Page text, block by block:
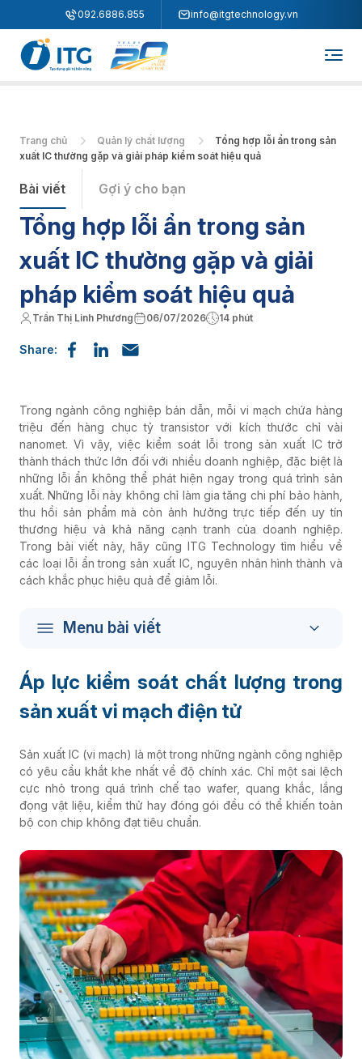
092.6886.855 info@itgtechnology.vn
Trang chủ Quản lý chất lượng
Tổng hợp lỗi ẩn trong sản
xuất IC thường gặp và giải pháp kiểm soát hiệu quả
Bài viết Gợi ý cho bạn
Tổng hợp lỗi ẩn trong sản
xuất IC thường gặp và giải
pháp kiểm soát hiệu quả
Trần Thị Linh Phương 06/07/2026 14 phút
Share:
Trong ngành công nghiệp bán dẫn, mỗi vi mạch chứa hàng
triệu đến hàng chục tỷ transistor với kích thước chỉ vài
nanomet. Vì vậy, việc kiểm soát lỗi trong sản xuất IC trở
thành thách thức lớn đối với nhiều doanh nghiệp, đặc biệt là
những lỗi ẩn không thể phát hiện ngay trong quá trình sản
xuất. Những lỗi này không chỉ làm gia tăng chi phí bảo hành,
thu hồi sản phẩm mà còn ảnh hưởng trực tiếp đến uy tín
thương hiệu và khả năng cạnh tranh của doanh nghiệp.
Trong bài viết này, hãy cũng ITG Technology tìm hiểu về
các loại lỗi ẩn trong sản xuất IC, nguyên nhân hình thành và
cách khắc phục hiệu quả để giảm lỗi.
Menu bài viết
Áp lực kiểm soát chất lượng trong
sản xuất vi mạch điện tử
Sản xuất IC (vi mạch) là một trong những ngành công nghiệp
có yêu cầu khắt khe nhất về độ chính xác. Chỉ một sai lệch
cực nhỏ trong quá trình chế tạo wafer, quang khắc, lắng
đọng vật liệu, kiểm thử hay đóng gói đều có thể khiến toàn
bộ con chip không đạt tiêu chuẩn.